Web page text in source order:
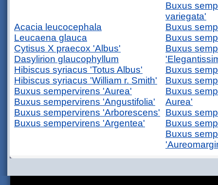
Acacia leucocephala
Leucaena glauca
Cytisus X praecox 'Albus'
Dasylirion glaucophyllum
Hibiscus syriacus 'Totus Albus'
Hibiscus syriacus 'William r. Smith'
Buxus sempervirens 'Aurea'
Buxus sempervirens 'Angustifolia'
Buxus sempervirens 'Arborescens'
Buxus sempervirens 'Argentea'
Buxus
variegata'
Buxus
Buxus
Buxus
Buxus
Buxus
Buxus
Aurea'
Buxus
Buxus
Buxus